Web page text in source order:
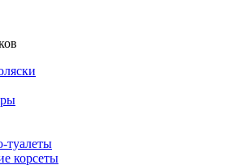
туалеты
корсеты